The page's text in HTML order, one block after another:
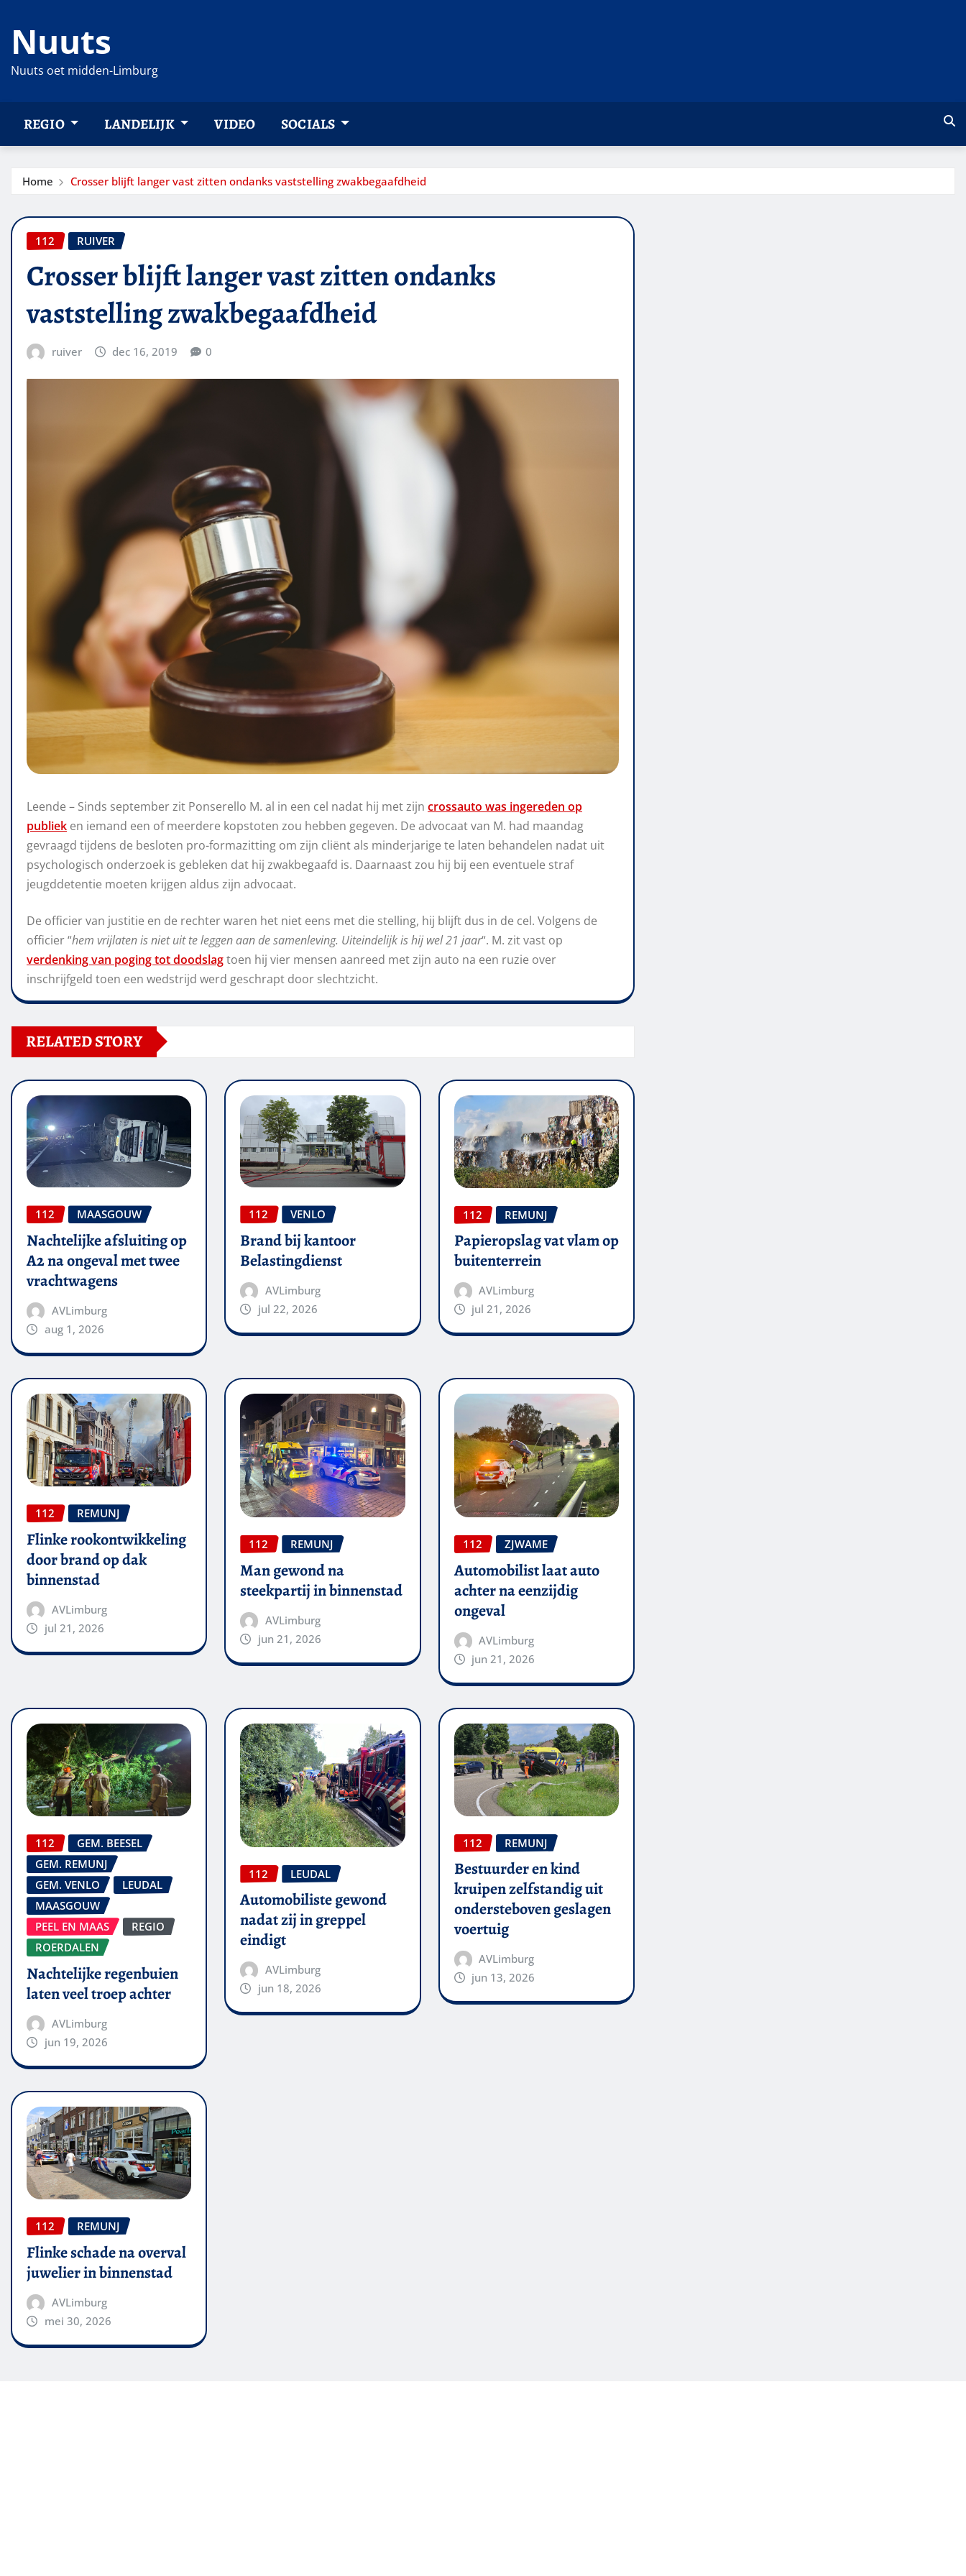
naar
inhoud
Nuuts
Nuuts oet midden-Limburg
REGIO LANDELIJK VIDEO SOCIALS
Home Crosser blijft langer vast zitten ondanks vaststelling zwakbegaafdheid
112 RUIVER
Crosser blijft langer vast zitten ondanks
vaststelling zwakbegaafdheid
ruiver dec 16, 2019 0
Leende – Sinds september zit Ponserello M. al in een cel nadat hij met zijn crossauto was ingereden op
publiek en iemand een of meerdere kopstoten zou hebben gegeven. De advocaat van M. had maandag
gevraagd tijdens de besloten pro-formazitting om zijn cliënt als minderjarige te laten behandelen nadat uit
psychologisch onderzoek is gebleken dat hij zwakbegaafd is. Daarnaast zou hij bij een eventuele straf
jeugddetentie moeten krijgen aldus zijn advocaat.
De officier van justitie en de rechter waren het niet eens met die stelling, hij blijft dus in de cel. Volgens de
officier “hem vrijlaten is niet uit te leggen aan de samenleving. Uiteindelijk is hij wel 21 jaar“. M. zit vast op
verdenking van poging tot doodslagtoen hij vier mensen aanreed met zijn auto na een ruzie over
inschrijfgeld toen een wedstrijd werd geschrapt door slechtzicht.
RELATED STORY
112 MAASGOUW
Nachtelijke afsluiting op
A2 na ongeval met twee
vrachtwagens
AVLimburg
aug 1, 2026
112 VENLO
Brand bij kantoor
Belastingdienst
AVLimburg
jul 22, 2026
112 REMUNJ
Papieropslag vat vlam op
buitenterrein
AVLimburg
jul 21, 2026
112 REMUNJ
Flinke rookontwikkeling
door brand op dak
binnenstad
AVLimburg
jul 21, 2026
112 REMUNJ
Man gewond na
steekpartij in binnenstad
AVLimburg
jun 21, 2026
112 ZJWAME
Automobilist laat auto
achter na eenzijdig
ongeval
AVLimburg
jun 21, 2026
112
GEM. BEESEL
GEM. REMUNJ
GEM. VENLO
LEUDAL
MAASGOUW
PEEL EN MAAS
REGIO
ROERDALEN
Nachtelijke regenbuien
laten veel troep achter
AVLimburg
jun 19, 2026
112 LEUDAL
Automobiliste gewond
nadat zij in greppel
eindigt
AVLimburg
jun 18, 2026
112 REMUNJ
Bestuurder en kind
kruipen zelfstandig uit
ondersteboven geslagen
voertuig
AVLimburg
jun 13, 2026
112 REMUNJ
Flinke schade na overval
juwelier in binnenstad
AVLimburg
mei 30, 2026